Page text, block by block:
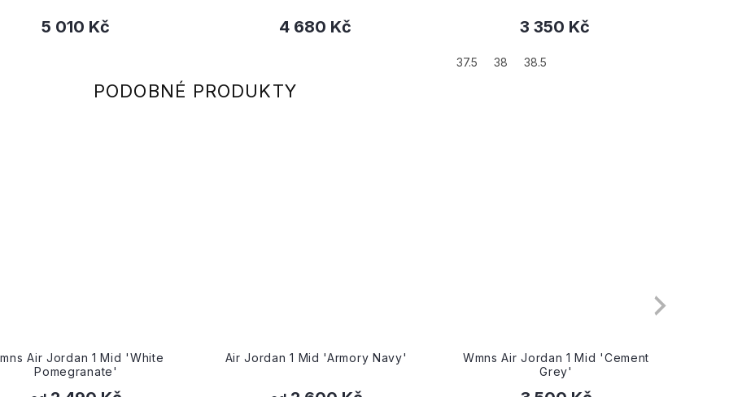
5 010 Kč 4 680 Kč 3 350 Kč
37.5 38 38.5
Air Jordan 1 Mid 'Armory Navy'
Wmns Air Jordan 1 Mid 'Cement
Air Jordan 1 Mid 'Pine Green'